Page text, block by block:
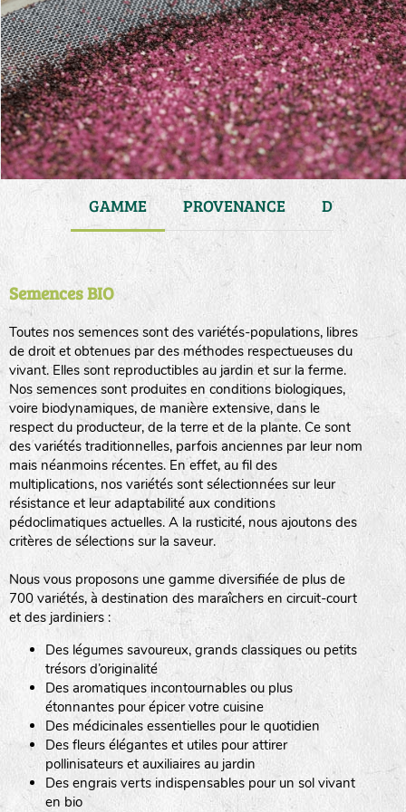
GAMME PROVENANCE DURÉE DE
Semences BIO
Toutes nos semences sont des variétés-populations, libres
de droit et obtenues par des méthodes respectueuses du
vivant. Elles sont reproductibles au jardin et sur la ferme.
Nos semences sont produites en conditions biologiques,
voire biodynamiques, de manière extensive, dans le
respect du producteur, de la terre et de la plante. Ce sont
des variétés traditionnelles, parfois anciennes par leur nom
mais néanmoins récentes. En effet, au fil des
multiplications, nos variétés sont sélectionnées sur leur
résistance et leur adaptabilité aux conditions
pédoclimatiques actuelles. A la rusticité, nous ajoutons des
critères de sélections sur la saveur.
Nous vous proposons une gamme diversifiée de plus de
700 variétés, à destination des maraîchers en circuit-court
et des jardiniers :
Des légumes savoureux, grands classiques ou petits
trésors d’originalité
Des aromatiques incontournables ou plus
étonnantes pour épicer votre cuisine
Des médicinales essentielles pour le quotidien
Des fleurs élégantes et utiles pour attirer
pollinisateurs et auxiliaires au jardin
Des engrais verts indispensables pour un sol vivant
en bio
haies
zone sauvage
tas de compost
fleurs
animaux domestiques